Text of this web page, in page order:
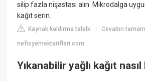
silip fazla nişastası alın. Mikrodalga
kağıt serin.
Kaynak kaldırma talebi |Cevabın
nefisyemektarifleri.com
Yıkanabilir yağlı kağıt nasıl